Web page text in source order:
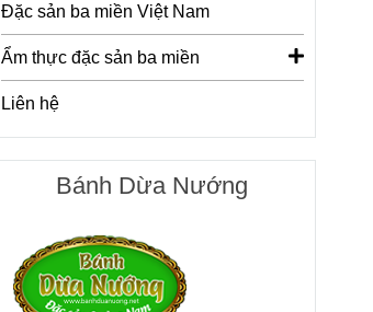
Đặc sản ba miền Việt Nam
Ẩm thực đặc sản ba miền
Liên hệ
Bánh Dừa Nướng